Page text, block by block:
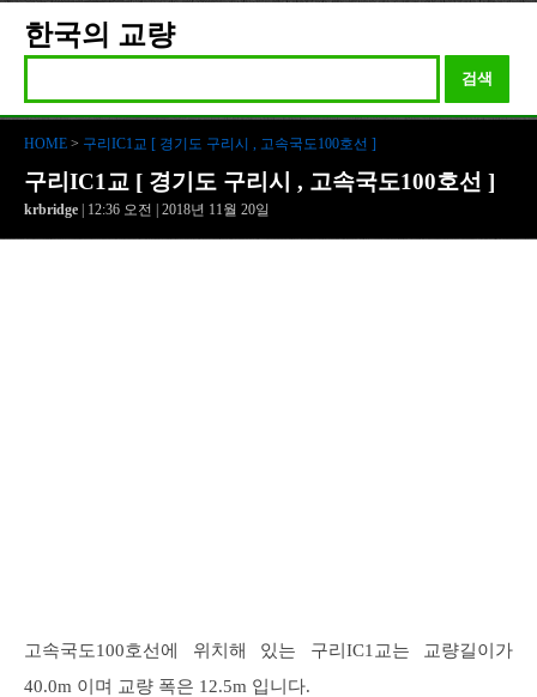
한국의 교량
검색
HOME > 구리IC1교 [ 경기도 구리시 , 고속국도100호선 ]
구리IC1교 [ 경기도 구리시 , 고속국도100호선 ]
krbridge | 12:36 오전 | 2018년 11월 20일
고속국도100호선에 위치해 있는 구리IC1교는 교량길이가
40.0m 이며 교량 폭은 12.5m 입니다.